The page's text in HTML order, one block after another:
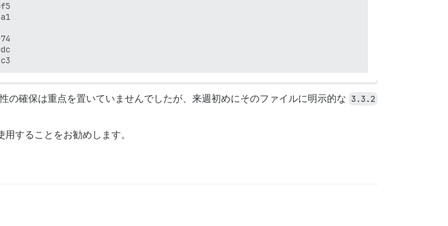
の確保は重点を置いていませんでしたが、来週初めにそのファイルに明示的な 3.3.2
用することをお勧めします。